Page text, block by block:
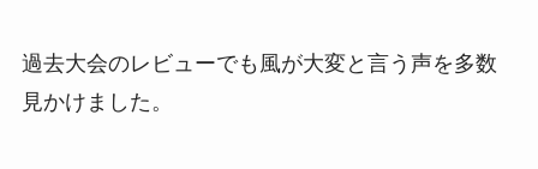
過去大会のレビューでも風が大変と言う声を多数
見かけました。